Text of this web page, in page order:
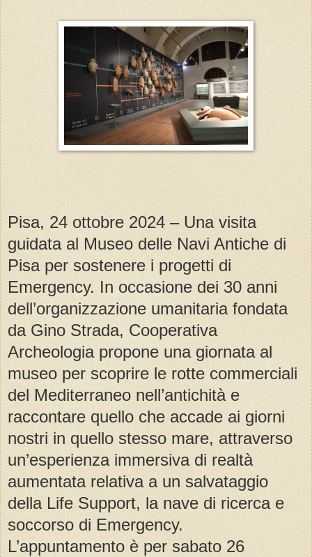
Pisa, 24 ottobre 2024 – Una visita
guidata al Museo delle Navi Antiche di
Pisa per sostenere i progetti di
Emergency. In occasione dei 30 anni
dell’organizzazione umanitaria fondata
da Gino Strada, Cooperativa
Archeologia propone una giornata al
museo per scoprire le rotte commerciali
del Mediterraneo nell’antichità e
raccontare quello che accade ai giorni
nostri in quello stesso mare, attraverso
un’esperienza immersiva di realtà
aumentata relativa a un salvataggio
della Life Support, la nave di ricerca e
soccorso di Emergency.
L’appuntamento è per sabato 26